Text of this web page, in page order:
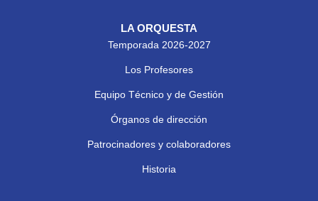
LA ORQUESTA
Temporada 2026-2027
Los Profesores
Equipo Técnico y de Gestión
Órganos de dirección
Patrocinadores y colaboradores
Historia